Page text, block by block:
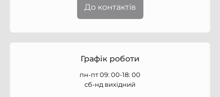
До контактів
Графік роботи
пн-пт 09: 00-18: 00
сб-нд вихідний